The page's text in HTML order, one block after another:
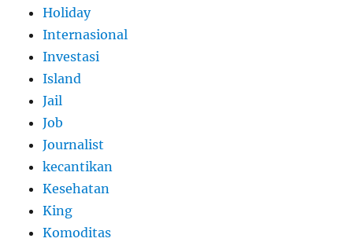
Holiday
Internasional
Investasi
Island
Jail
Job
Journalist
kecantikan
Kesehatan
King
Komoditas